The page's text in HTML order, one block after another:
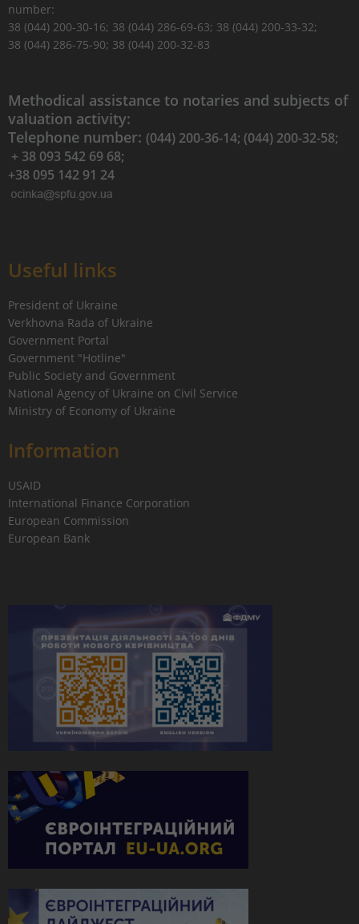
number:
38 (044) 200-30-16; 38 (044) 286-69-63; 38 (044) 200-33-32;
38 (044) 286-75-90; 38 (044) 200-32-83
Methodical assistance to notaries and subjects of
valuation activity:
Telephone number: (044) 200-36-14; (044) 200-32-58;
+ 38 093 542 69 68;
+38 095 142 91 24
Useful links
President of Ukraine
Verkhovna Rada of Ukraine
Government Portal
Government "Hotline"
Public Society and Government
National Agency of Ukraine on Civil Service
Ministry of Economy of Ukraine
Information
USAID
International Finance Corporation
European Commission
European Bank